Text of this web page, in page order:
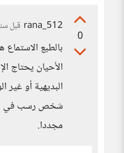
0
rana_512 قبل
بالطبع
الأحيان يحتاج
البديهية أو غير
شخص رسب في
مجددا.